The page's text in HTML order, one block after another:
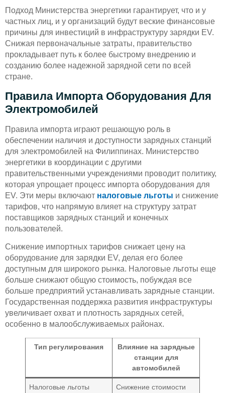
Подход Министерства энергетики гарантирует, что и у
частных лиц, и у организаций будут веские финансовые
причины для инвестиций в инфраструктуру зарядки EV.
Снижая первоначальные затраты, правительство
прокладывает путь к более быстрому внедрению и
созданию более надежной зарядной сети по всей
стране.
Правила Импорта Оборудования Для
Электромобилей
Правила импорта играют решающую роль в
обеспечении наличия и доступности зарядных станций
для электромобилей на Филиппинах. Министерство
энергетики в координации с другими
правительственными учреждениями проводит политику,
которая упрощает процесс импорта оборудования для
EV. Эти меры включают налоговые льготы и снижение
тарифов, что напрямую влияет на структуру затрат
поставщиков зарядных станций и конечных
пользователей.
Снижение импортных тарифов снижает цену на
оборудование для зарядки EV, делая его более
доступным для широкого рынка. Налоговые льготы еще
больше снижают общую стоимость, побуждая все
больше предприятий устанавливать зарядные станции.
Государственная поддержка развития инфраструктуры
увеличивает охват и плотность зарядных сетей,
особенно в малообслуживаемых районах.
Тип регулирования
Влияние на зарядные
станции для
автомобилей
Налоговые льготы
Снижение стоимости